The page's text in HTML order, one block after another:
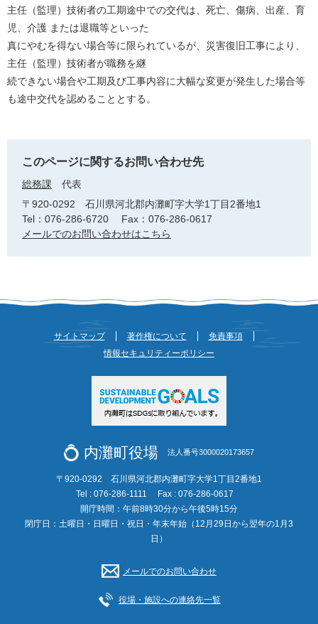
主任（監理）技術者の工期途中での交代は、死亡、傷病、出産、育
児、介護 または退職等といった
真にやむを得ない場合等に限られているが、災害復旧工事により、
主任（監理）技術者が職務を継
続できない場合や工期及び工事内容に大幅な変更が発生した場合等
も途中交代を認めることとする。
このページに関するお問い合わせ先
総務課
代表
〒920-0292
石川県河北郡内灘町字大学1丁目2番地1
Tel：076-286-6720
Fax：076-286-0617
メールでのお問い合わせはこちら
サイトマップ 著作権について
免責事項
情報セキュリティーポリシー
内灘町役場 法人番号3000020173657
〒920-0292 石川県河北郡内灘町字大学1丁目2番地1
Tel : 076-286-1111
Fax : 076-286-0617
開庁時間：午前8時30分から午後5時15分
閉庁日：土曜日・日曜日・祝日・年末年始（12月29日から翌年の1月3
日）
メールでのお問い合わせ
役場・施設への連絡先一覧